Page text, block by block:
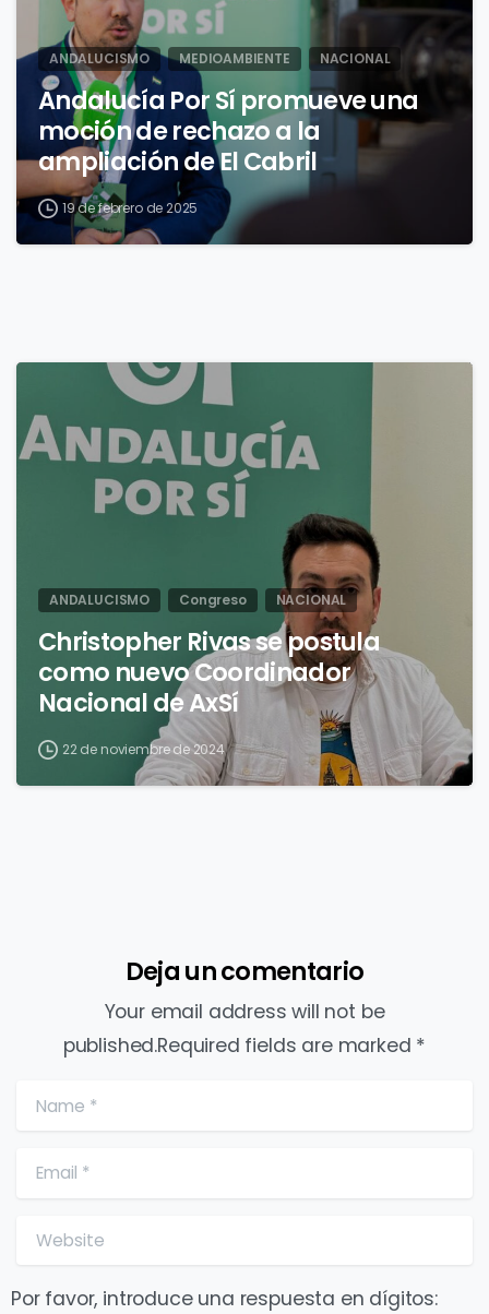
ANDALUCISMO MEDIOAMBIENTE NACIONAL
Andalucía Por Sí promueve una
moción de rechazo a la
ampliación de El Cabril
19 de febrero de 2025
ANDALUCISMO Congreso NACIONAL
Christopher Rivas se postula
como nuevo Coordinador
Nacional de AxSí
22 de noviembre de 2024
Deja un comentario
Your email address will not be
published.Required fields are marked *
Name*
Email*
Website
Por favor, introduce una respuesta en dígitos: